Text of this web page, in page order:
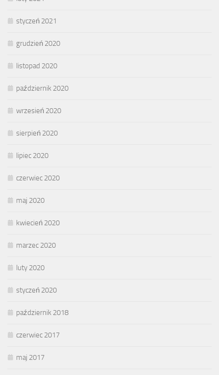
styczeń 2021
grudzień 2020
listopad 2020
październik 2020
wrzesień 2020
sierpień 2020
lipiec 2020
czerwiec 2020
maj 2020
kwiecień 2020
marzec 2020
luty 2020
styczeń 2020
październik 2018
czerwiec 2017
maj 2017